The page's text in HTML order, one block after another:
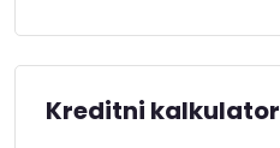
Kreditni kalkulator